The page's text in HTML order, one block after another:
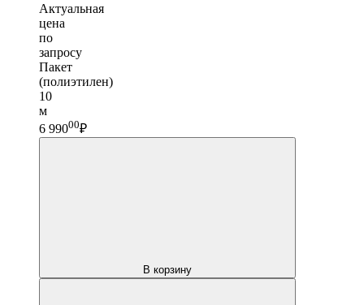
Актуальная
цена
по
запросу
Пакет
(полиэтилен)
10
м
6 99000₽
В корзину